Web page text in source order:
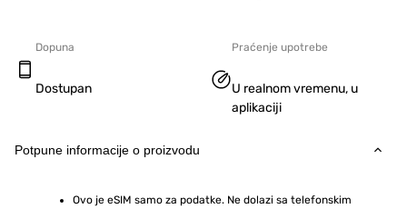
Dopuna
Dostupan
Praćenje upotrebe
U realnom vremenu, u
aplikaciji
Potpune informacije o proizvodu
Ovo je eSIM samo za podatke. Ne dolazi sa telefonskim